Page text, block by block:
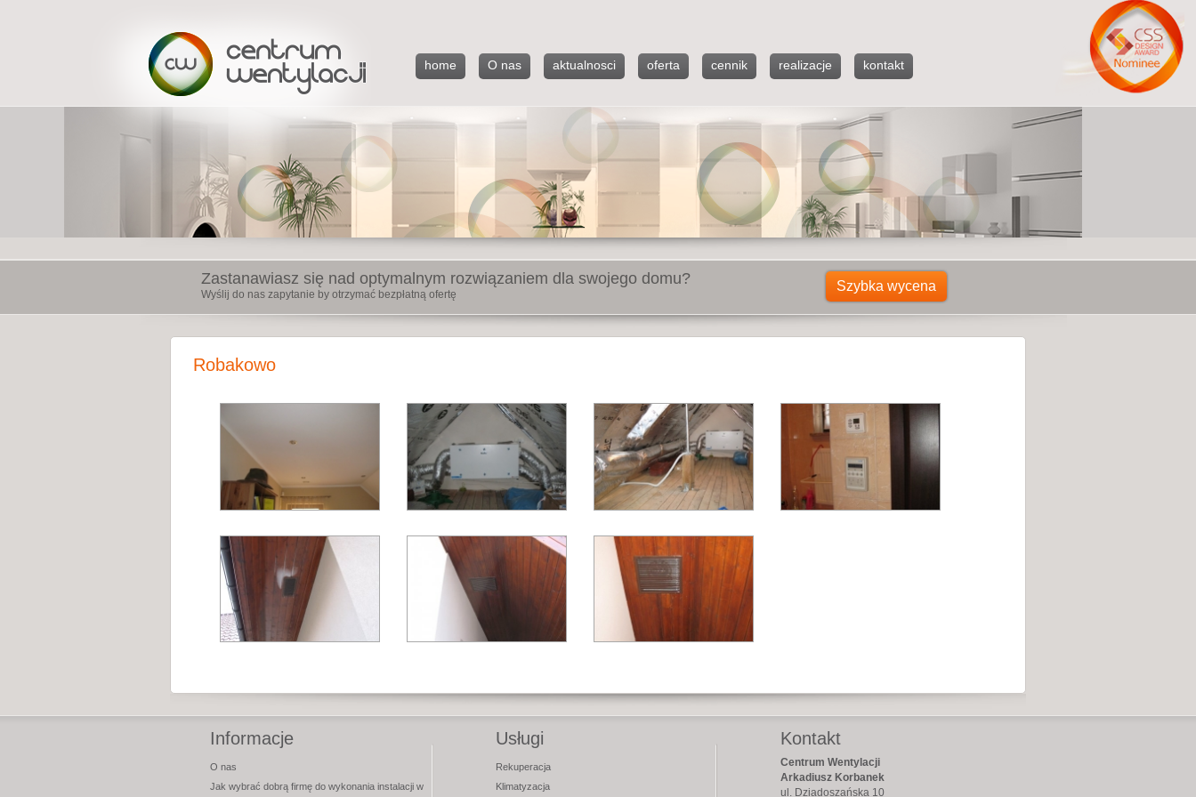
home O nas aktualnosci oferta cennik realizacje kontakt
Zastanawiasz się nad optymalnym rozwiązaniem dla swojego domu?
Wyślij do nas zapytanie by otrzymać bezpłatną ofertę
Szybka wycena
Robakowo
Informacje
O nas
Jak wybrać dobrą firmę do wykonania instalacji w
Usługi
Rekuperacja
Klimatyzacja
Kontakt
Centrum Wentylacji
Arkadiusz Korbanek
ul. Dziadoszańska 10